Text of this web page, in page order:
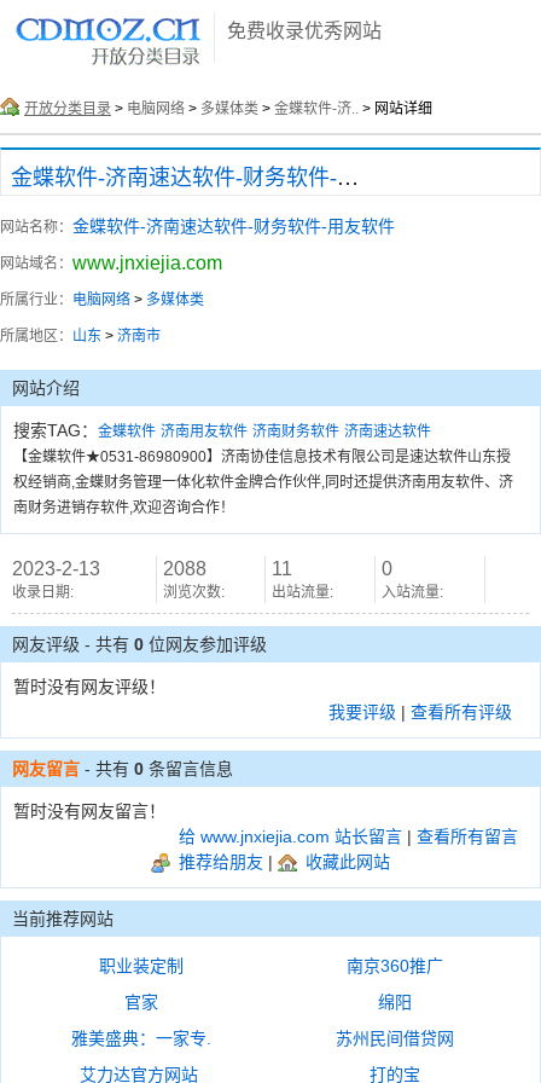
免费收录优秀网站
开放分类目录 > 电脑网络 > 多媒体类 > 金蝶软件-济.. > 网站详细
金蝶软件-济南速达软件-财务软件-用友软件
网站名称： 金蝶软件-济南速达软件-财务软件-用友软件
网站域名： www.jnxiejia.com
所属行业： 电脑网络 > 多媒体类
所属地区： 山东 > 济南市
网站介绍
搜索TAG： 金蝶软件 济南用友软件 济南财务软件 济南速达软件
【金蝶软件★0531-86980900】济南协佳信息技术有限公司是速达软件山东授
权经销商,金蝶财务管理一体化软件金牌合作伙伴,同时还提供济南用友软件、济
南财务进销存软件,欢迎咨询合作！
2023-2-13
收录日期:
2088
浏览次数:
11
出站流量:
0
入站流量:
网友评级 - 共有 0 位网友参加评级
暂时没有网友评级！
我要评级 | 查看所有评级
网友留言 - 共有 0 条留言信息
暂时没有网友留言！
给 www.jnxiejia.com 站长留言 | 查看所有留言
推荐给朋友 | 收藏此网站
当前推荐网站
职业装定制
南京360推广
官家
绵阳
雅美盛典：一家专.
苏州民间借贷网
艾力达官方网站
打的宝